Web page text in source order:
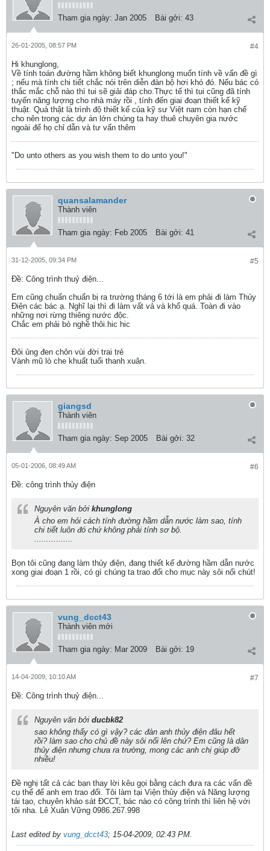
Tham gia ngày: Jan 2005 Bài gởi: 43
#4
26-01-2005, 08:57 PM
Hi khunglong,
Về tính toán đường hầm không biết khunglong muốn tính về vấn đề gì
; nếu mà tính chi tiết chắc nói trên diễn đàn bộ hơi khó đó. Nếu bác có
thắc mắc chỗ nào thì tui sẽ giải đáp cho.Thực tế thì tui cũng đã tính
tuyến năng lượng cho nhà máy rồi , tính đến giai đoạn thiết kế kỹ
thuật. Quả thật là trình độ thiết kế của kỹ sư Việt nam còn hạn chế
cho nên trong các dự án lớn chúng ta hay thuê chuyên gia nước
ngoài để họ chỉ dẫn và tư vấn thêm
"Do unto others as you wish them to do unto you!"
quansalamander
Thành viên
Tham gia ngày: Feb 2005 Bài gởi: 41
#5
31-12-2005, 09:34 PM
Ðề: Công trình thuỷ điện...
Em cũng chuẩn chuẩn bị ra trường tháng 6 tới là em phải đi làm Thủy
Điện các bác ạ. Nghĩ lại thì đi làm vất vả và khổ quá. Toàn đi vào
những nơi rừng thiêng nước độc.
Chắc em phải bỏ nghề thôi.hic hic
Đôi ủng đen chôn vùi đời trai trẻ
Vành mũ lò che khuất tuổi thanh xuân.
giangsd
Thành viên
Tham gia ngày: Sep 2005 Bài gởi: 32
#6
05-01-2006, 08:49 AM
Ðề: công trình thủy điện
Nguyên văn bởi khunglong
À cho em hỏi cách tính đường hầm dẫn nước làm sao, tính
chi tiết luôn đó chứ không phải tính sơ bộ.
................
Bọn tôi cũng đang làm thủy điện, đang thiết kế đường hầm dẫn nước
xong giai đoạn 1 rồi, có gì chúng ta trao đổi cho mục này sôi nổi chút!
vung_dcct43
Thành viên mới
Tham gia ngày: Mar 2009 Bài gởi: 19
#7
14-04-2009, 10:10 AM
Ðề: Công trình thuỷ điện...
Nguyên văn bởi ducbk82
sao không thấy có gì vậy? các đàn anh thủy điện đâu hết
rồi? làm sao cho chủ đề này sôi nổi lên chứ? Em cũng là dân
thủy điện nhưng chưa ra trường, mong các anh chị giúp đỡ
nhiều!
Đề nghị tất cả các bạn thay lời kêu gọi bằng cách đưa ra các vấn đề
cụ thể để anh em trao đổi. Tôi làm tại Viện thủy điện và Năng lượng
tái tạo, chuyên khảo sát ĐCCT, bác nào có công trình thì liên hệ với
tôi nha. Lê Xuân Vững 0986.267.998
Last edited by vung_dcct43; 15-04-2009, 02:43 PM.